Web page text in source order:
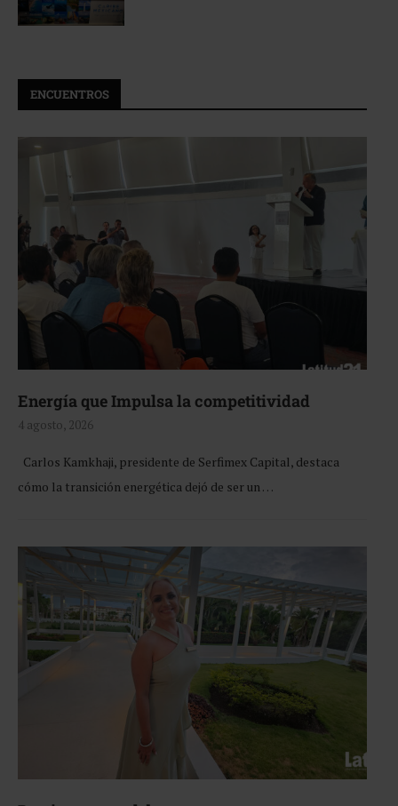
ENCUENTROS
Energía que Impulsa la competitividad
4 agosto, 2026
Carlos Kamkhaji, presidente de Serfimex Capital, destaca
cómo la transición energética dejó de ser un …